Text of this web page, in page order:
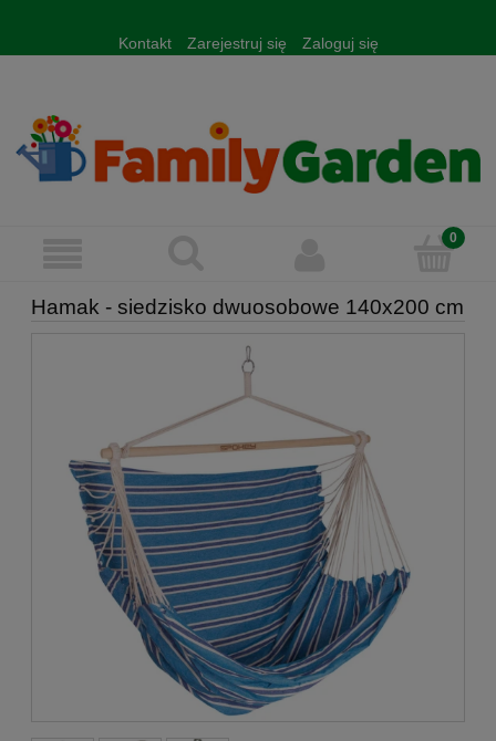
Kontakt Zarejestruj się Zaloguj się
Hamak - siedzisko dwuosobowe 140x200 cm